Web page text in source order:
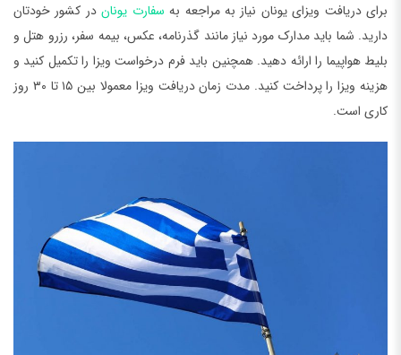
برای دریافت ویزای یونان نیاز به مراجعه به سفارت یوناندر کشور خودتان
دارید. شما باید مدارک مورد نیاز مانند گذرنامه، عکس، بیمه سفر، رزرو هتل و
بلیط هواپیما را ارائه دهید. همچنین باید فرم درخواست ویزا را تکمیل کنید و
هزینه ویزا را پرداخت کنید. مدت زمان دریافت ویزا معمولا بین ۱۵ تا ۳۰ روز
کاری است.